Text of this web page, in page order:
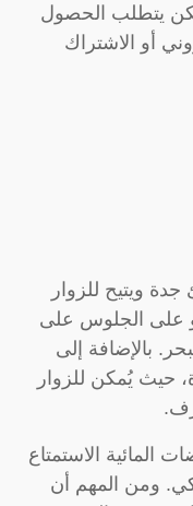
يتطلب الحصول
أو الاشتراك
ويتيح للزوار
على الجلوس على
بالإضافة إلى
حيث يُمكن للزوار
المائية الاستمتاع
ومن المهم أن